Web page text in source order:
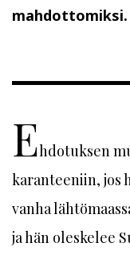
mahdottomiksi.
Ehdotuksen
karanteeniin, jos
vanha
ja hän oleskelee